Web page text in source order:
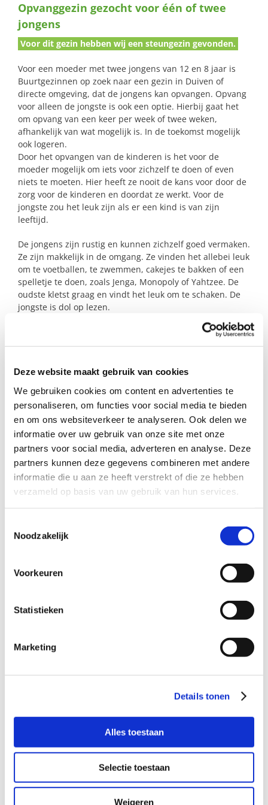
Deze website maakt gebruik van cookies
We gebruiken cookies om content en advertenties te
personaliseren, om functies voor social media te bieden
en om ons websiteverkeer te analyseren. Ook delen we
informatie over uw gebruik van onze site met onze
partners voor social media, adverteren en analyse. Deze
partners kunnen deze gegevens combineren met andere
informatie die u aan ze heeft verstrekt of die ze hebben
verzameld op basis van uw gebruik van hun services.
Noodzakelijk
Voorkeuren
Statistieken
Marketing
Details tonen
Alles toestaan
Selectie toestaan
Weigeren
naar:
Opvanggezin gezocht voor één of twee
jongens
Voor dit gezin hebben wij een steungezin gevonden.
Voor een moeder met twee jongens van 12 en 8 jaar is
Buurtgezinnen op zoek naar een gezin in Duiven of
directe omgeving, dat de jongens kan opvangen. Opvang
voor alleen de jongste is ook een optie. Hierbij gaat het
om opvang van een keer per week of twee weken,
afhankelijk van wat mogelijk is. In de toekomst mogelijk
ook logeren.
Door het opvangen van de kinderen is het voor de
moeder mogelijk om iets voor zichzelf te doen of even
niets te moeten. Hier heeft ze nooit de kans voor door de
zorg voor de kinderen en doordat ze werkt. Voor de
jongste zou het leuk zijn als er een kind is van zijn
leeftijd.
De jongens zijn rustig en kunnen zichzelf goed vermaken.
Ze zijn makkelijk in de omgang. Ze vinden het allebei leuk
om te voetballen, te zwemmen, cakejes te bakken of een
spelletje te doen, zoals Jenga, Monopoly of Yahtzee. De
oudste kletst graag en vindt het leuk om te schaken. De
jongste is dol op lezen.
De moeder vindt het fijn als er een leuk contact kan
ontstaan om onderling ervaringen over opvoeden uit te
Profiel steungezin
Buurtgezinnen zoekt een gezin:
met in ieder geval één kind van rond de 8
jaar
waar de jongens kunnen spelen en zijn
dat in overleg ook een keer in het
Het liefst opvang voor beide jongens,
coördinator Buurtgezinnen voor de gemeente Duiven, via
mirandavdsteen@buurtgezinnen.nl
Je direct aanmelden als steungezin is mogelijk op de